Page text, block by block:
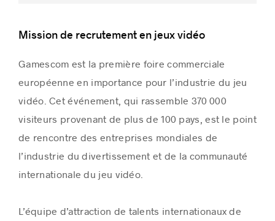
Mission de recrutement en jeux vidéo
Gamescom est la première foire commerciale
européenne en importance pour l’industrie du jeu
vidéo. Cet événement, qui rassemble 370 000
visiteurs provenant de plus de 100 pays, est le point
de rencontre des entreprises mondiales de
l’industrie du divertissement et de la communauté
internationale du jeu vidéo.
L’équipe d’attraction de talents internationaux de